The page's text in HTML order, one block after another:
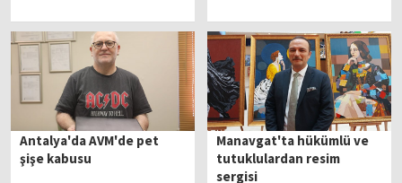
Antalya'da AVM'de pet
şişe kabusu
Manavgat'ta hükümlü ve
tutuklulardan resim
sergisi